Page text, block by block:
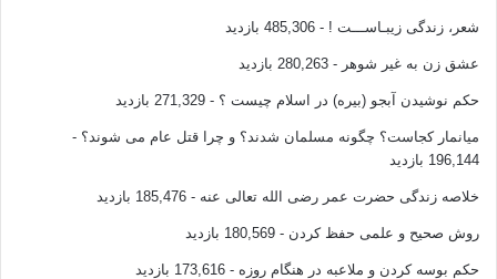
شعر، زندگی زیبـاســـت ! - 485,306 بازدید
عشق زن به غیر شوهر - 280,263 بازدید
حکم نوشیدن آبجو (بیره) در اسلام چیست ؟ - 271,329 بازدید
میانمار کجاست؟ چگونه مسلمان شدند؟ و چرا قتل عام می شوند؟ -
196,144 بازدید
خلاصه زندگی حضرت عمر رضی الله تعالی عنه - 185,476 بازدید
روش صحیح و علمی حفظ کردن - 180,569 بازدید
حکم بوسه کردن و ملاعبه در هنگام روزه - 173,616 بازدید